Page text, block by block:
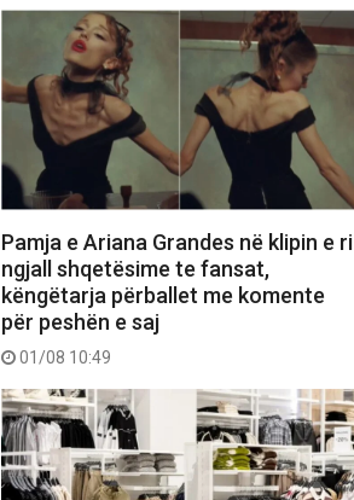
Pamja e Ariana Grandes në klipin e ri
ngjall shqetësime te fansat,
këngëtarja përballet me komente
për peshën e saj
01/08 10:49